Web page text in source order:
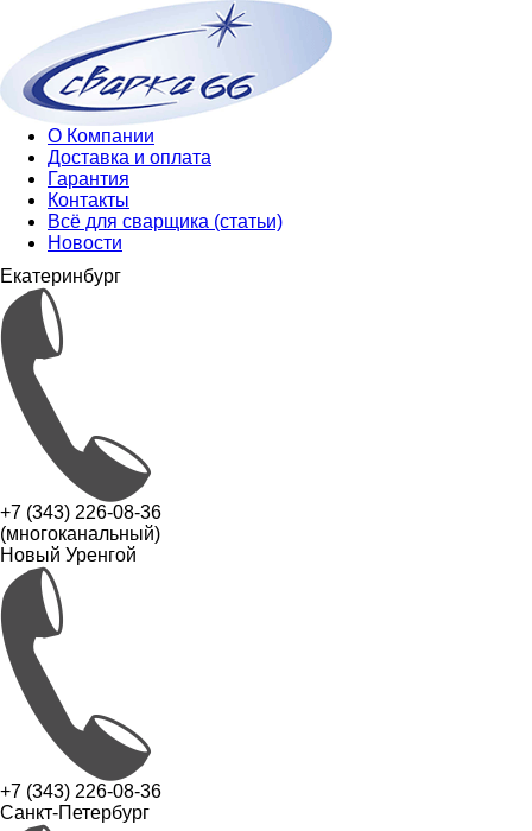
О Компании
Доставка и оплата
Гарантия
Контакты
Всё для сварщика (статьи)
Новости
Екатеринбург
+7 (343) 226-08-36
(многоканальный)
Новый Уренгой
+7 (343) 226-08-36
Санкт-Петербург